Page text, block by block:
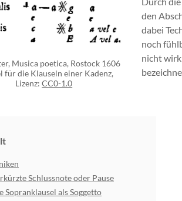
Musica poetica, Rostock 1606
für die Klauseln einer Kadenz,
Lizenz:CC0-1.0
den
dabei
noch
nicht
Schlussnote oder Pause
Sopranklausel als Soggetto